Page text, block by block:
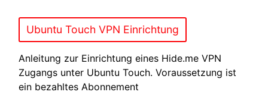
Ubuntu Touch VPN Einrichtung
Anleitung zur Einrichtung eines Hide.me VPN
Zugangs unter Ubuntu Touch. Voraussetzung ist
ein bezahltes Abonnement